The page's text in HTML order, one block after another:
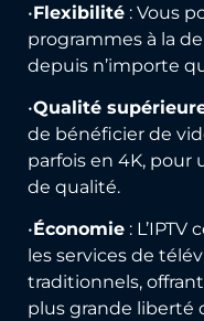
•Flexibilité : Vous
programmes à la
depuis n’importe
•Qualité
de bénéficier de
parfois en 4K, pour
de qualité.
•Économie :
les services de
traditionnels,
plus grande liberté